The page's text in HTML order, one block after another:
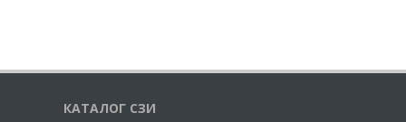
КАТАЛОГ СЗИ